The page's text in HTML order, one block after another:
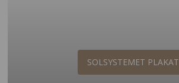
SOLSYSTEMET PLAKAT